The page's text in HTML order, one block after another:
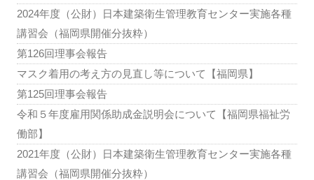
2024年度（公財）日本建築衛生管理教育センター実施各種
講習会（福岡県開催分抜粋）
第126回理事会報告
マスク着用の考え方の見直し等について【福岡県】
第125回理事会報告
令和５年度雇用関係助成金説明会について【福岡県福祉労
働部】
2021年度（公財）日本建築衛生管理教育センター実施各種
講習会（福岡県開催分抜粋）